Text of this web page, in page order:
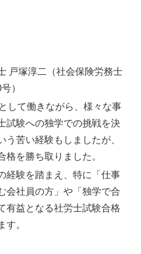
戸塚淳二（社会保険労務士
）
して働きながら、様々な事
試験への独学での挑戦を決
う苦い経験もしましたが、
格を勝ち取りました。
経験を踏まえ、特に「仕事
会社員の方」や「独学で合
有益となる社労士試験合格
す。